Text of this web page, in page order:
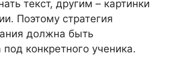
текст, другим – картинки
Поэтому стратегия
должна быть
конкретного ученика.